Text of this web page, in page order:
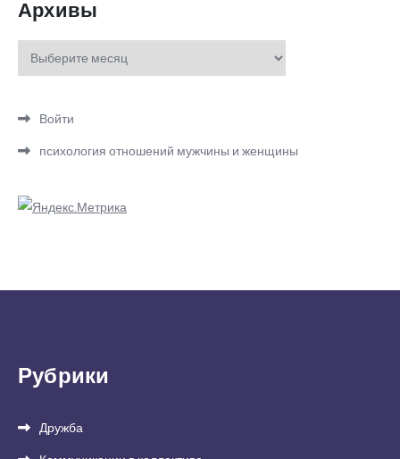
Архивы
Архивы
Войти
психология отношений мужчины и женщины
Рубрики
Дружба